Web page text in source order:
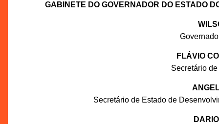
GABINETE DO GOVERNADOR DO ESTADO
FLÁVIO
Secretário
Secretário de Estado de